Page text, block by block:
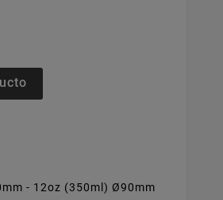
- 12oz (350ml) Ø90mm